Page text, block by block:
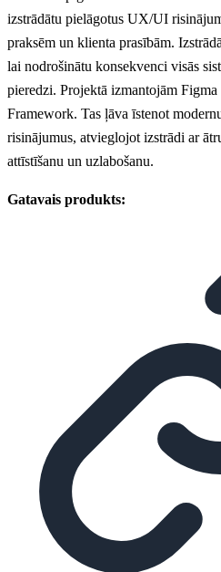
izstrādātu pielāgotus UX/UI
praksēm un klienta prasībām.
lai nodrošinātu konsekvenci visās
pieredzi. Projektā izmantojām
Framework. Tas ļāva īstenot
risinājumus, atvieglojot izstrādi ar
attīstīšanu un uzlabošanu.
Gatavais produkts: